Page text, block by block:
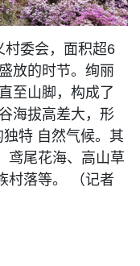
村委会，面积超6
放的时节。绚丽
至山脚，构成了
海拔高差大，形
独特 自然气候。其
鸢尾花海、高山草
村落等。 （记者